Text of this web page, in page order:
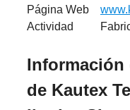
Página Web
Actividad
Información
de Kautex